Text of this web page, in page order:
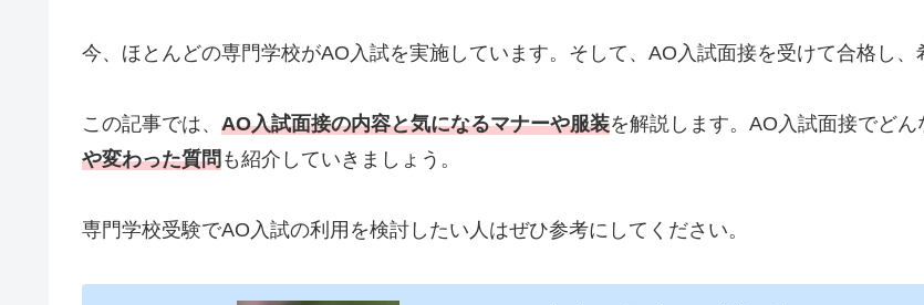
今、ほとんどの専門学校がAO入試を実施しています。そして、AO入試面接を受けて合格し、
この記事では、 AO入試面接の内容と気になるマナーや服装を解説します。AO入試面接でど
や変わった質問も紹介していきましょう。
専門学校受験でAO入試の利用を検討したい人はぜひ参考にしてください。